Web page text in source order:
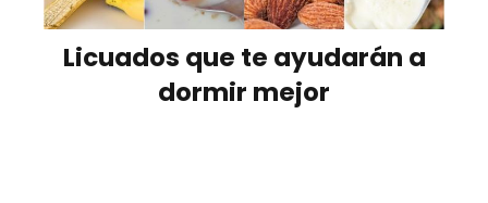
Licuados que te ayudarán a
dormir mejor